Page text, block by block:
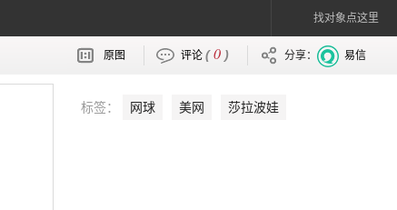
找对象点这里
原图 评论 (0 ) 分享： 易信
标签： 网球 美网 莎拉波娃